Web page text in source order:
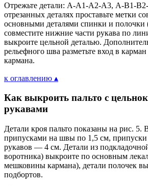
Отрежьте детали: А-А1-А2-А3, А-В1-
отрезанных деталях проставьте метки
основными деталями спинки и полочки
совместите нижние части рукава по
выкроите цельной деталью.
рельефного шва разметьте вход в
кармана.
к оглавлению ▴
Как выкроить пальто с
рукавами
Детали кроя пальто показаны на рис. 5.
припусками на швы по 1,5 см, припуски
рукавов — 4 см. Детали из
воротника) выкроите по основным
мешковины кармана), детали полочек
подбортов.